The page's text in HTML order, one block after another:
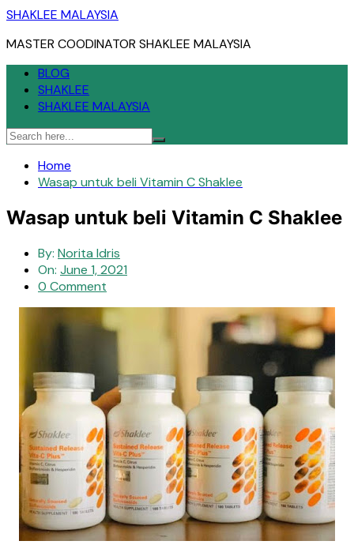
Skip
content
SHAKLEE MALAYSIA
MASTER COODINATOR SHAKLEE MALAYSIA
BLOG
SHAKLEE
SHAKLEE MALAYSIA
Home
Wasap untuk beli Vitamin C Shaklee
Wasap untuk beli Vitamin C Shaklee
By: Norita Idris
On: June 1, 2021
0 Comment